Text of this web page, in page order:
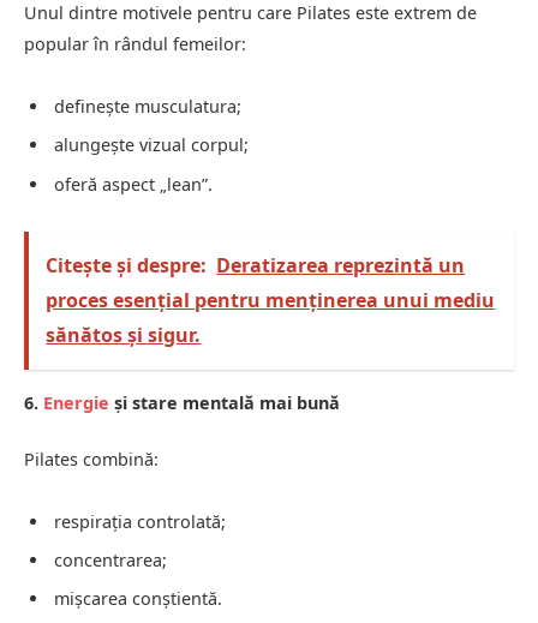
Unul dintre motivele pentru care Pilates este extrem de
popular în rândul femeilor:
definește musculatura;
alungește vizual corpul;
oferă aspect „lean”.
Citește și despre: Deratizarea reprezintă un
proces esențial pentru menținerea unui mediu
sănătos și sigur.
6. Energie și stare mentală mai bună
Pilates combină:
respirația controlată;
concentrarea;
mișcarea conștientă.